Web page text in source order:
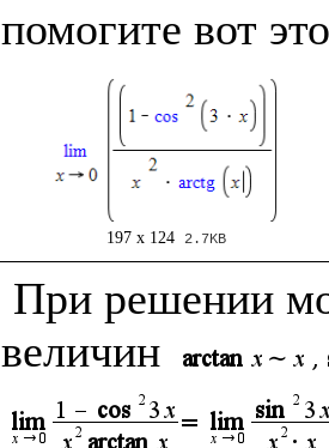
197 x 124 2.7KB
величин